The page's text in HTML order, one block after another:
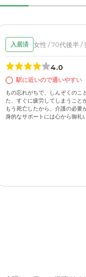
入居済 女性 / 70代後半 /
4.0
駅に近いので通いやすい
もの忘れがちで、しんぞくのこ
た、すぐに疲労してしまうこと
もう死亡したから、介護の必要
身的なサポートには心から御礼